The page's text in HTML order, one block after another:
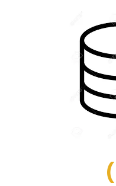
(